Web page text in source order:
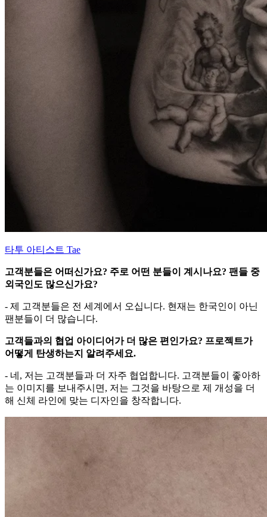
타투 아티스트 Tae
고객분들은 어떠신가요? 주로 어떤 분들이 계시나요? 팬들 중
외국인도 많으신가요?
- 제 고객분들은 전 세계에서 오십니다. 현재는 한국인이 아닌
팬분들이 더 많습니다.
고객들과의 협업 아이디어가 더 많은 편인가요? 프로젝트가
어떻게 탄생하는지 알려주세요.
- 네, 저는 고객분들과 더 자주 협업합니다. 고객분들이 좋아하
는 이미지를 보내주시면, 저는 그것을 바탕으로 제 개성을 더
해 신체 라인에 맞는 디자인을 창작합니다.